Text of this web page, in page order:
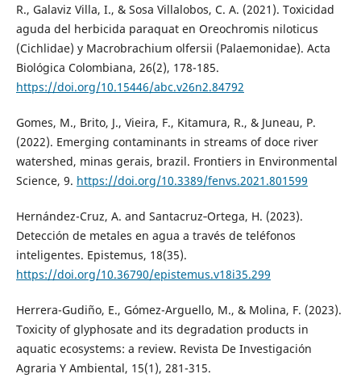
R., Galaviz Villa, I., & Sosa Villalobos, C. A. (2021). Toxicidad
aguda del herbicida paraquat en Oreochromis niloticus
(Cichlidae) y Macrobrachium olfersii (Palaemonidae). Acta
Biológica Colombiana, 26(2), 178-185.
https://doi.org/10.15446/abc.v26n2.84792
Gomes, M., Brito, J., Vieira, F., Kitamura, R., & Juneau, P.
(2022). Emerging contaminants in streams of doce river
watershed, minas gerais, brazil. Frontiers in Environmental
Science, 9. https://doi.org/10.3389/fenvs.2021.801599
Hernández-Cruz, A. and Santacruz‐Ortega, H. (2023).
Detección de metales en agua a través de teléfonos
inteligentes. Epistemus, 18(35).
https://doi.org/10.36790/epistemus.v18i35.299
Herrera-Gudiño, E., Gómez-Arguello, M., & Molina, F. (2023).
Toxicity of glyphosate and its degradation products in
aquatic ecosystems: a review. Revista De Investigación
Agraria Y Ambiental, 15(1), 281-315.